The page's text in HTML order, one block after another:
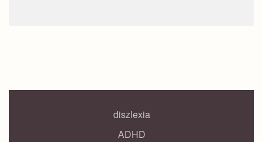
diszlexia
ADHD